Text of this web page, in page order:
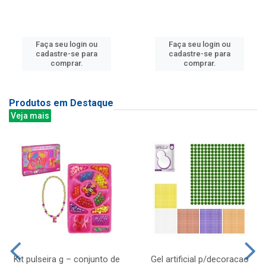
Faça seu login ou
cadastre-se para
comprar.
Faça seu login ou
cadastre-se para
comprar.
Produtos em Destaque
Veja mais
Kit pulseira g – conjunto de
Gel artificial p/decoracao